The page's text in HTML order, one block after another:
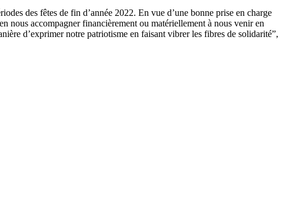
des fêtes de fin d’année 2022. En vue d’une bonne prise en charge
nous accompagner financièrement ou matériellement à nous venir en
d’exprimer notre patriotisme en faisant vibrer les fibres de solidarité”,